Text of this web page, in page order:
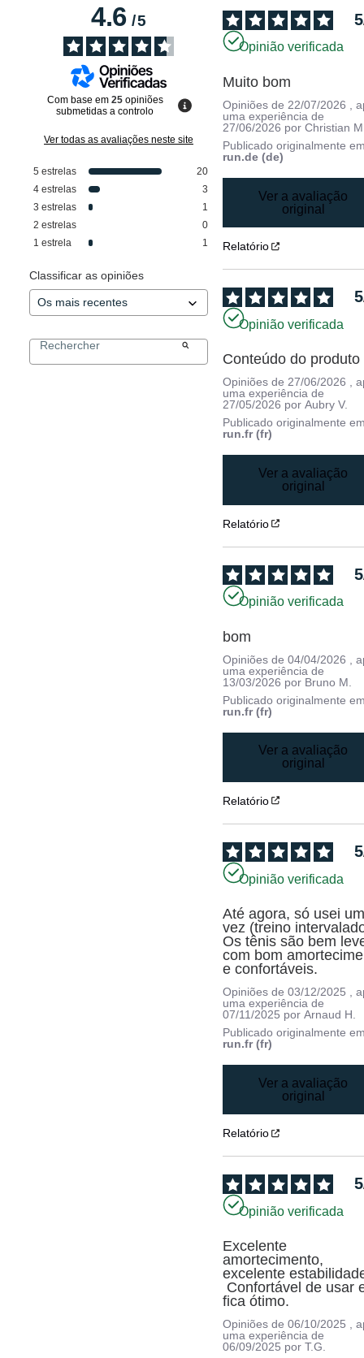
4.6/5
Com base em 25 opiniões
submetidas a controlo
Ver todas as avaliações neste site
5 estrelas
20
4 estrelas
3
3 estrelas
1
2 estrelas
0
1 estrela 1
Classificar as opiniões
5
Opinião verificada
Muito bom
Opiniões de 22/07/2026
,
uma experiência de
27/06/2026 porChristian
Publicado originalmente
run.de (de)
Ver a avaliação
original
Relatório
5
Opinião verificada
Conteúdo do produto
Opiniões de27/06/2026 ,
uma experiência de
27/05/2026 porAubry V.
Publicado originalmente
run.fr (fr)
Ver a avaliação
original
Relatório
5
Opinião verificada
bom
Opiniões de04/04/2026
,
uma experiência de
13/03/2026 por Bruno M.
Publicado originalmente
run.fr (fr)
Ver a avaliação
original
Relatório
5
Opinião verificada
Até agora, só usei
vez (treino
Os tênis são bem
com bom
e confortáveis.
Opiniões de03/12/2025
,
uma experiência de
07/11/2025 porArnaud H.
Publicado originalmente
run.fr (fr)
Ver a avaliação
original
Relatório
5
Opinião verificada
Excelente
amortecimento,
excelente
fica ótimo.
Opiniões de06/10/2025 ,
uma experiência de
06/09/2025 porT.G.